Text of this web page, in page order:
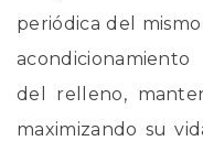
periódica del
del relleno,
maximizando su